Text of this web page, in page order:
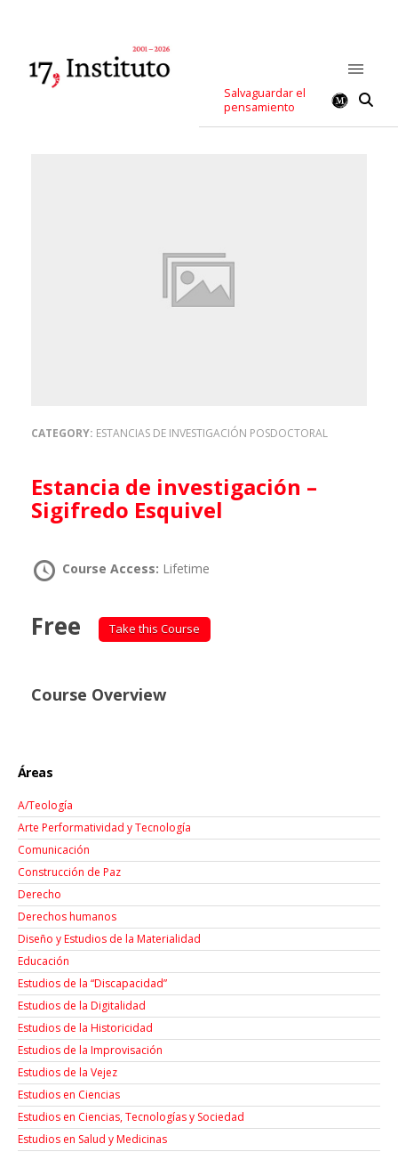
Salvaguardar el
pensamiento
CATEGORY: ESTANCIAS DE INVESTIGACIÓN POSDOCTORAL
Estancia de investigación –
Sigifredo Esquivel
Course Access: Lifetime
Free Take this Course
Course Overview
Áreas
A/Teología
Arte Performatividad y Tecnología
Comunicación
Construcción de Paz
Derecho
Derechos humanos
Diseño y Estudios de la Materialidad
Educación
Estudios de la “Discapacidad”
Estudios de la Digitalidad
Estudios de la Historicidad
Estudios de la Improvisación
Estudios de la Vejez
Estudios en Ciencias
Estudios en Ciencias, Tecnologías y Sociedad
Estudios en Salud y Medicinas